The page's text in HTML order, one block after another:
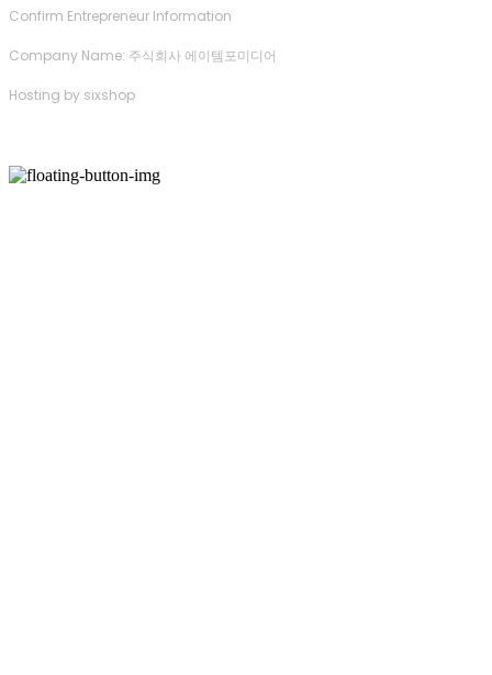
Confirm Entrepreneur Information
Company Name: 주식회사 에이템포미디어
Hosting by sixshop